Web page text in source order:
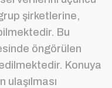
şirketlerine,
Bu
öngörülen
Konuya
ulaşılması